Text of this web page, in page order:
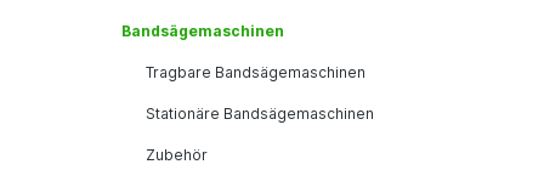
Bandsägemaschinen
Tragbare Bandsägemaschinen
Stationäre Bandsägemaschinen
Zubehör